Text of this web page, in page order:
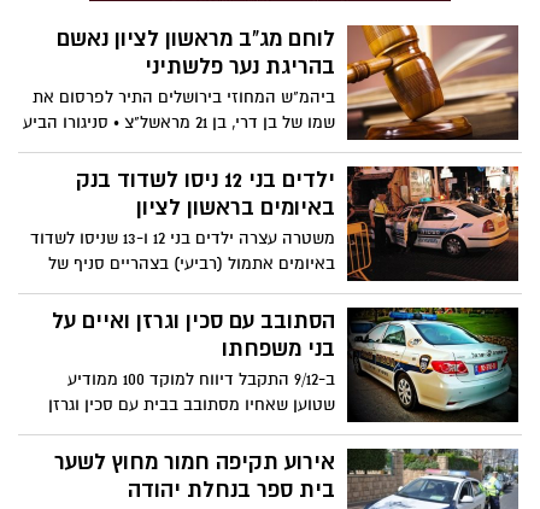
לוחם מג"ב מראשון לציון נאשם
בהריגת נער פלשתיני
ביהמ"ש המחוזי בירושלים התיר לפרסום את
שמו של בן דרי, בן 21 מראשל"צ • סניגורו הביע
חשש ממעשי נקמה: "פעל בשירות המדינה"
ילדים בני 12 ניסו לשדוד בנק
באיומים בראשון לציון
משטרה עצרה ילדים בני 12 ו-13 שניסו לשדוד
באיומים אתמול (רביעי) בצהריים סניף של
בנק לאומי ברחוב זד"ל בראשון לציון. הבוקר
הם יובאו לבית המשפט לדיון בבקת המשטרה
להאריך את מעצרם.
הסתובב עם סכין וגרזן ואיים על
בני משפחתו
ב-9/12 התקבל דיווח למוקד 100 ממודיע
שטוען שאחיו מסתובב בבית עם סכין וגרזן
ומאיים. שוטרים הגיעו למקום פגשו במודיע,
החשוד נעל את עצמו בחדר וסירב לפתוח את
הדלת
אירוע תקיפה חמור מחוץ לשער
בית ספר בנחלת יהודה